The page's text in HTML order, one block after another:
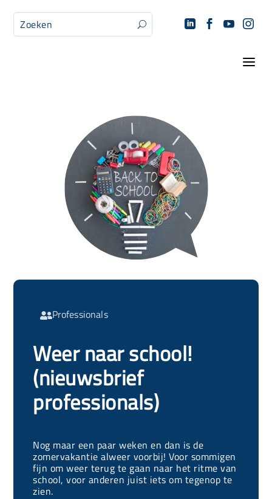
U    
a
Professionals
Weer naar school!
(nieuwsbrief
professionals)
Nog maar een paar weken en dan is de
zomervakantie alweer voorbij! Voor sommigen
fijn om weer terug te gaan naar het ritme van
school, voor anderen juist iets om tegenop te
zien.